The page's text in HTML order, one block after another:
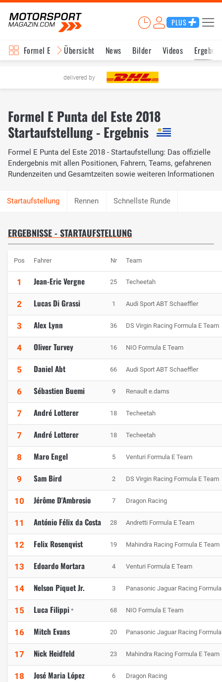
PLUS
Formel E Übersicht News Bilder Videos
delivered by
Formel E Punta del Este 2018
Startaufstellung - Ergebnis
Formel E Punta del Este 2018 - Startaufstellung: Das offizielle
Endergebnis mit allen Positionen, Fahrern, Teams, gefahrenen
Rundenzeiten und Gesamtzeiten sowie weiteren Informationen
Rennen Schnellste Runde
ERGEBNISSE - STARTAUFSTELLUNG
Pos Fahrer Nr Team
1 Jean-Eric Vergne 25 Techeetah
2 Lucas Di Grassi 1 Audi Sport ABT Schaeffler
3 Alex Lynn 36 DS Virgin Racing Formula E Team
4 Oliver Turvey 16 NIO Formula E Team
5 Daniel Abt 66 Audi Sport ABT Schaeffler
6 Sébastien Buemi 9 Renault e.dams
7 André Lotterer 18 Techeetah
7 André Lotterer 18 Techeetah
8 Maro Engel 5 Venturi Formula E Team
9 Sam Bird 2 DS Virgin Racing Formula E Team
10 Jérôme D'Ambrosio 7 Dragon Racing
11 António Félix da Costa 28 Andretti Formula E Team
12 Felix Rosenqvist 19 Mahindra Racing Formula E Team
13 Edoardo Mortara 4 Venturi Formula E Team
14 Nelson Piquet Jr. 3 Panasonic Jaguar Racing
15 Luca Filippi * 68 NIO Formula E Team
16 Mitch Evans 20 Panasonic Jaguar Racing
17 Nick Heidfeld 23 Mahindra Racing Formula E Team
18 José Maria López 6 Dragon Racing